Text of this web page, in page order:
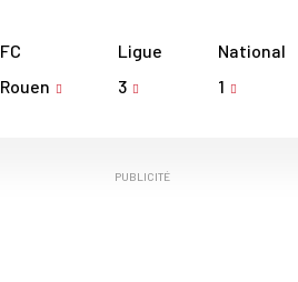
FC
Rouen
Ligue
3
National
1
PUBLICITÉ